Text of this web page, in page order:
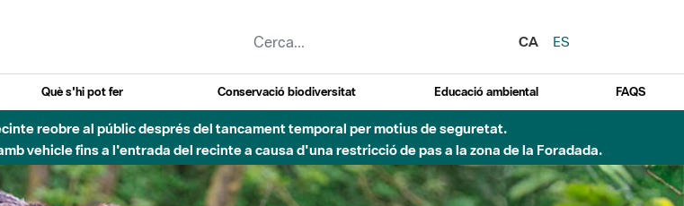
CA
ES
Què s'hi pot fer Conservació biodiversitat Educació ambiental FAQS
reobre al públic després del tancament temporal per motius de seguretat.
vehicle fins a l'entrada del recinte a causa d'una restricció de pas a la zona de la Foradada.